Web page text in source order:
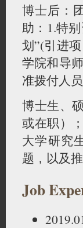
博士后：
助：1.特
划”(引进
学院和导
准拨付人
博士生、
或在职）
大学研究
题，以及
Job